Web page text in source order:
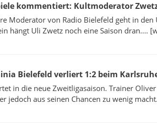
kommentiert: Kultmoderator
Moderator von Radio Bielefeld geht in
hängt Uli Zwetz noch eine Saison dran....
Bielefeld verliert 1:2 beim
in die neue Zweitligasaison. Trainer
jedoch aus seinen Chancen zu wenig